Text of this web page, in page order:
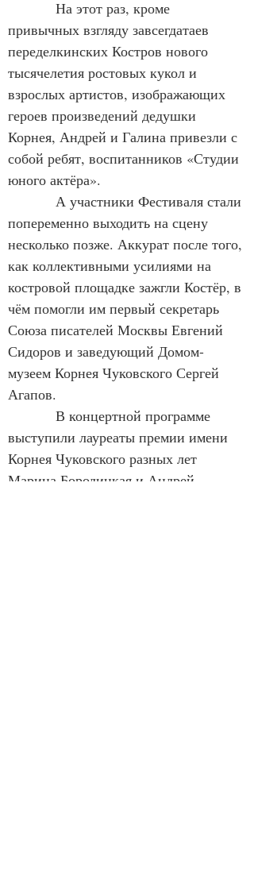
привычных взгляду завсегдатаев
переделкинских Костров нового
тысячелетия ростовых кукол и
взрослых артистов, изображающих
героев произведений дедушки
Корнея, Андрей и Галина привезли с
собой ребят, воспитанников «Студии
юного актёра».
попеременно выходить на сцену
несколько позже. Аккурат после того,
как коллективными усилиями на
костровой площадке зажгли Костёр, в
чём помогли им первый секретарь
Союза писателей Москвы Евгений
Сидоров и заведующий Домом-
музеем Корнея Чуковского Сергей
Агапов.
выступили лауреаты премии имени
Корнея Чуковского разных лет
Марина Бородицкая и Андрей